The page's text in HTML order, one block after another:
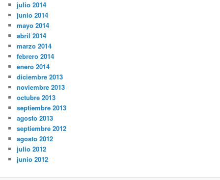
julio 2014
junio 2014
mayo 2014
abril 2014
marzo 2014
febrero 2014
enero 2014
diciembre 2013
noviembre 2013
octubre 2013
septiembre 2013
agosto 2013
septiembre 2012
agosto 2012
julio 2012
junio 2012